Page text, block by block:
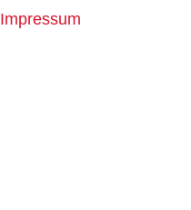
Impressum